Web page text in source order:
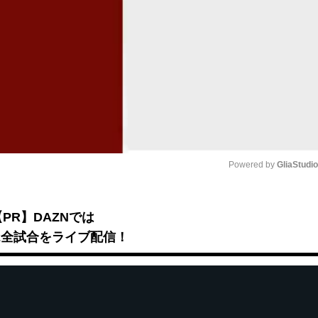
Powered by
PR】DAZNでは
試合をライブ配信！